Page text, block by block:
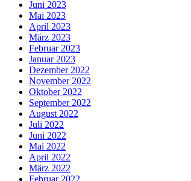
Juni 2023
Mai 2023
April 2023
März 2023
Februar 2023
Januar 2023
Dezember 2022
November 2022
Oktober 2022
September 2022
August 2022
Juli 2022
Juni 2022
Mai 2022
April 2022
März 2022
Februar 2022